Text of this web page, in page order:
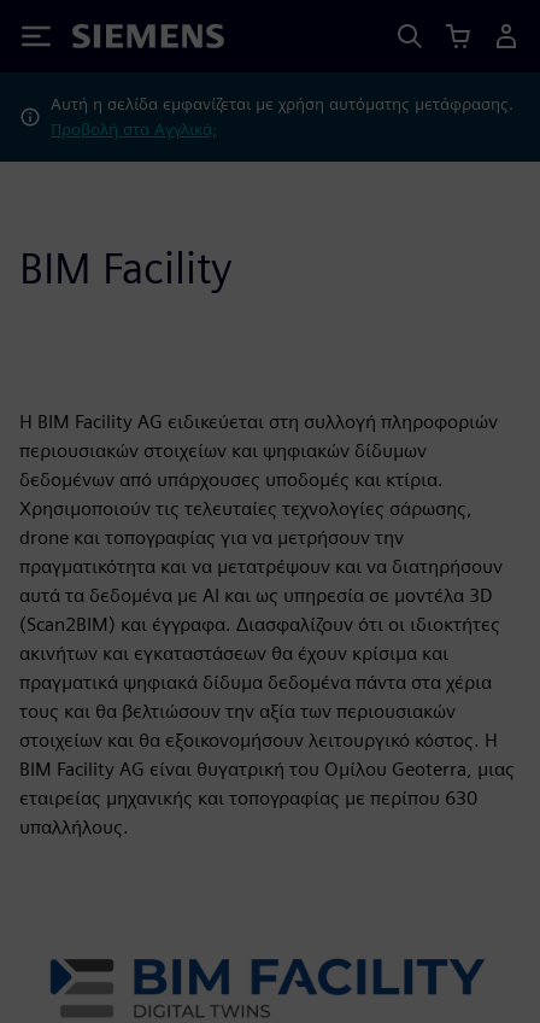
Siemens
Αυτή η σελίδα εμφανίζεται με χρήση αυτόματης μετάφρασης.
Προβολή στα Αγγλικά;
BIM Facility
Η BIM Facility AG ειδικεύεται στη συλλογή πληροφοριών
περιουσιακών στοιχείων και ψηφιακών δίδυμων
δεδομένων από υπάρχουσες υποδομές και κτίρια.
Χρησιμοποιούν τις τελευταίες τεχνολογίες σάρωσης,
drone και τοπογραφίας για να μετρήσουν την
πραγματικότητα και να μετατρέψουν και να διατηρήσουν
αυτά τα δεδομένα με AI και ως υπηρεσία σε μοντέλα 3D
(Scan2BIM) και έγγραφα. Διασφαλίζουν ότι οι ιδιοκτήτες
ακινήτων και εγκαταστάσεων θα έχουν κρίσιμα και
πραγματικά ψηφιακά δίδυμα δεδομένα πάντα στα χέρια
τους και θα βελτιώσουν την αξία των περιουσιακών
στοιχείων και θα εξοικονομήσουν λειτουργικό κόστος. Η
BIM Facility AG είναι θυγατρική του Ομίλου Geoterra, μιας
εταιρείας μηχανικής και τοπογραφίας με περίπου 630
υπαλλήλους.